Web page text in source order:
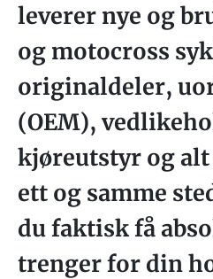
leverer nye og
og motocross
originaldeler,
(OEM),
kjøreutstyr og
ett og samme
du faktisk få
trenger for din